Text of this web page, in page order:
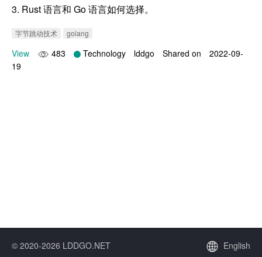
3. Rust 语言和 Go 语言如何选择。
字节跳动技术 golang
View 483 Technology lddgo Shared on
2022-09-
19
© 2020-2026 LDDGO.NET English